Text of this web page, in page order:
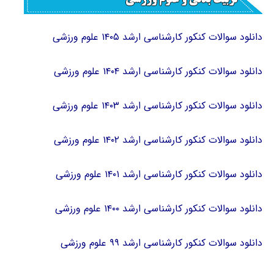
دانلود سوالات کنکور کارشناسی ارشد ۱۴۰۵ علوم ورزشی
دانلود سوالات کنکور کارشناسی ارشد ۱۴۰۴ علوم ورزشی
دانلود سوالات کنکور کارشناسی ارشد ۱۴۰۳ علوم ورزشی
دانلود سوالات کنکور کارشناسی ارشد ۱۴۰۲ علوم ورزشی
دانلود سوالات کنکور کارشناسی ارشد ۱۴۰۱ علوم ورزشی
دانلود سوالات کنکور کارشناسی ارشد ۱۴۰۰ علوم ورزشی
دانلود سوالات کنکور کارشناسی ارشد ۹۹ علوم ورزشی